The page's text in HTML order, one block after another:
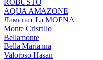
ROBUSTO
AQUA AMAZONE
Ламинат La MOENA
Monte Cristallo
Bellamonte
Bella Marianna
Valoroso Hasan